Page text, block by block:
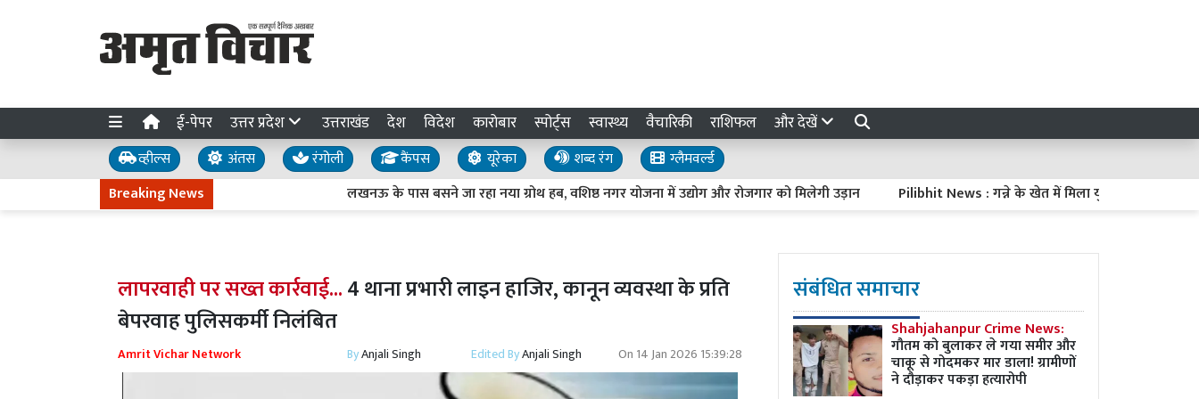
ई-पेपर उत्तर प्रदेश उत्तराखंड देश विदेश कारोबार स्पोर्ट्स स्वास्थ्य वैचारिकी राशिफल और देखें
व्हील्स अंतस रंगोली कैंपस यूरेका शब्द रंग
ग्लैमवर्ल्ड
Breaking News
लखनऊ के पास बसने जा रहा नया ग्रोथ हब, वशिष्ठ नगर योजना में उद्योग और रोजगार को मिलेगी उड़ान Pilibhit News : गन्ने के खेत में मिला युवक का शव, हत्या की
लापरवाही पर सख्त कार्रवाई...4 थाना प्रभारी लाइन हाजिर, कानून व्यवस्था के प्रति
बेपरवाह पुलिसकर्मी निलंबित
Amrit Vichar Network ByAnjali Singh Edited ByAnjali Singh On 14 Jan 2026 15:39:28
संबंधित समाचार
Shahjahanpur Crime News:
गौतम को बुलाकर ले गया समीर और
चाकू से गोदमकर मार डाला! ग्रामीणों
ने दौड़ाकर पकड़ा हत्यारोपी